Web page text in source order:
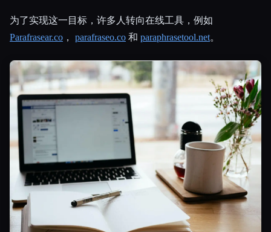
为了实现这一目标，许多人转向在线工具，例如
Parafrasear.co ， parafraseo.co 和 paraphrasetool.net。